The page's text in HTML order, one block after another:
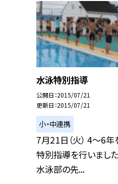
水泳特別指導
公開日 2015/07/21
更新日 2015/07/21
小・中連携
7月21日（火） 4〜6
特別指導を行いまし
水泳部の先...